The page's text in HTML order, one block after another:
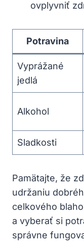
ovplyvniť
Potravina
Vyprážané
jedlá
Alkohol
Sladkosti
Pamätajte, že⁣
udržaniu
celkového
a vyberať⁣ si
správne